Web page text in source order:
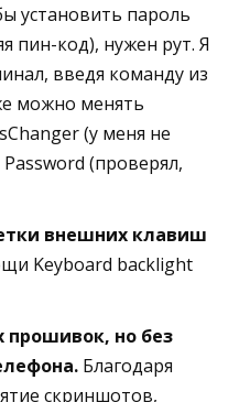
установить пароль
пин-код), нужен рут. Я
введя команду из
можно менять
(у меня не
(проверял,
внешних клавиш
Keyboard backlight
прошивок, но без
Благодаря
скриншотов,